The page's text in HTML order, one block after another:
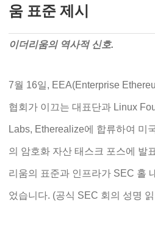
움 표준 제시
이더리움의 역사적 신호.
7월 16일, EEA(Enterprise
협회가 이끄는 대표단과 Linux
Labs, Etherealize에 합류하여 미
의 암호화 자산 태스크 포스에 발
리움의 표준과 인프라가 SEC 홀
었습니다. (공식 SEC 회의 성명